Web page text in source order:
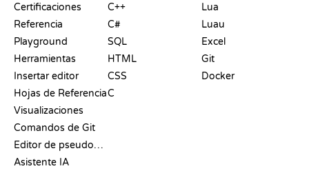
Certificaciones
Referencia
Playground
Herramientas
Insertar editor
Hojas de Referencia
Visualizaciones
Comandos de Git
Editor de pseudocódigo
Asistente IA
C++
C#
SQL
HTML
CSS
C
Lua
Luau
Excel
Git
Docker